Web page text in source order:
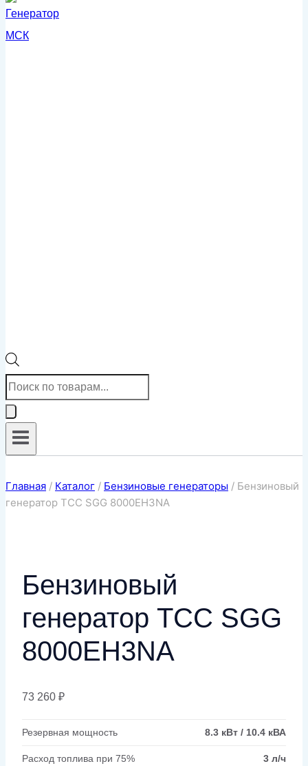
Поиск
товаров
Главная / Каталог / Бензиновые генераторы / Бензиновый
генератор ТСС SGG 8000EH3NA
Бензиновый
генератор ТСС SGG
8000EH3NA
73 260 ₽
Резервная мощность 8.3 кВт / 10.4 кВА
Расход топлива при 75% 3 л/ч